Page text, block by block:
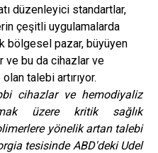
düzenleyici standartlar,
çeşitli uygulamalarda
bölgesel pazar, büyüyen
ve bu da cihazlar ve
talebi artırıyor.
cihazlar ve hemodiyaliz
üzere kritik sağlık
yönelik artan talebi
tesisinde ABD'deki Udel